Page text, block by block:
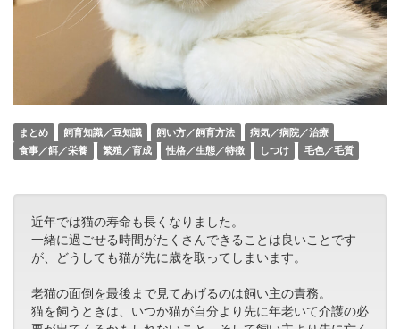
まとめ 飼育知識／豆知識 飼い方／飼育方法
病気／病院／治療
食事／餌／栄養
繁殖／育成 性格／生態／特徴 しつけ 毛色／毛質
近年では猫の寿命も長くなりました。
一緒に過ごせる時間がたくさんできることは良いことです
が、どうしても猫が先に歳を取ってしまいます。
老猫の面倒を最後まで見てあげるのは飼い主の責務。
猫を飼うときは、いつか猫が自分より先に年老いて介護の必